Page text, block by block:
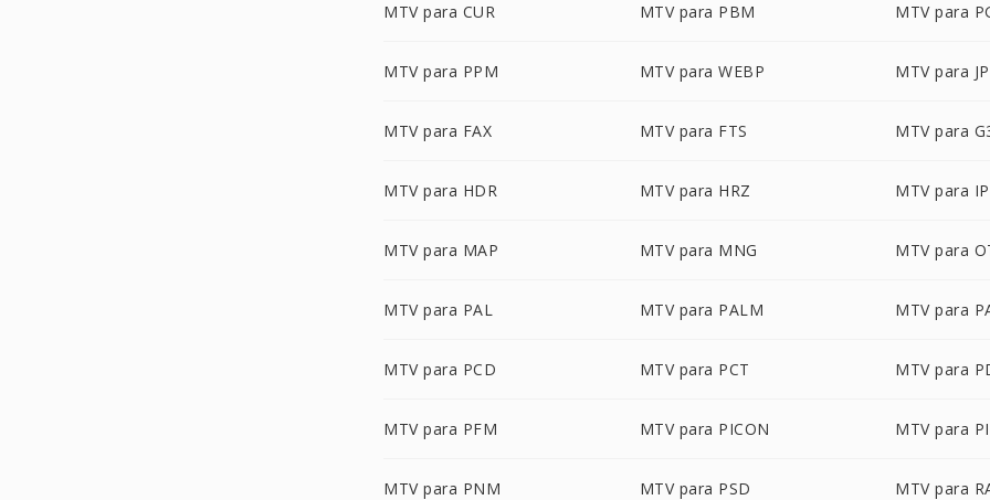
MTV para CUR MTV para PBM MTV para
MTV para PPM MTV para WEBP MTV para
MTV para FAX MTV para FTS MTV para
MTV para HDR MTV para HRZ MTV para
MTV para MAP MTV para MNG MTV para
MTV para PAL MTV para PALM MTV para
MTV para PCD MTV para PCT MTV para
MTV para PFM MTV para PICON MTV para
MTV para PNM MTV para PSD MTV para